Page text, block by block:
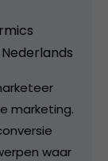
marketing.
waar